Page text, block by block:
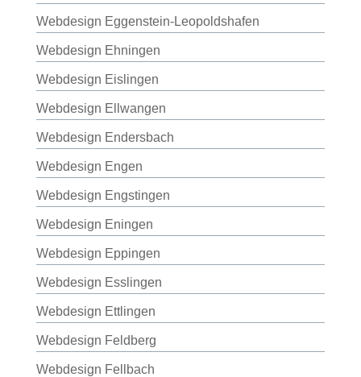
Webdesign Eggenstein-Leopoldshafen
Webdesign Ehningen
Webdesign Eislingen
Webdesign Ellwangen
Webdesign Endersbach
Webdesign Engen
Webdesign Engstingen
Webdesign Eningen
Webdesign Eppingen
Webdesign Esslingen
Webdesign Ettlingen
Webdesign Feldberg
Webdesign Fellbach